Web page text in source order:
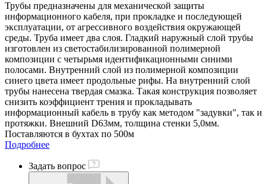
Трубы предназначены для механической защиты
информационного кабеля, при прокладке и последующей
эксплуатации, от агрессивного воздействия окружающей
среды. Труба имеет два слоя. Гладкий наружный слой трубы
изготовлен из светостабилизированной полимерной
композиции с четырьмя идентификационными синими
полосами. Внутренний слой из полимерной композиции
синего цвета имеет продольные рифы. На внутренний слой
трубы нанесена твердая смазка. Такая конструкция позволяет
снизить коэффициент трения и прокладывать
информационный кабель в трубу как методом "задувки", так и
протяжки. Внешний D63мм, толщина стенки 5,0мм.
Поставляются в бухтах по 500м
Подробнее
Задать вопрос